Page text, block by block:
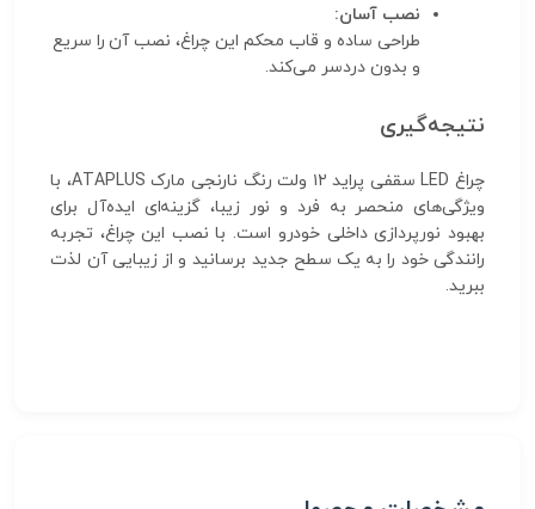
نصب آسان:
طراحی ساده و قاب محکم این چراغ، نصب آن را سریع
و بدون دردسر می‌کند.
نتیجه‌گیری
چراغ LED سقفی پراید ۱۲ ولت رنگ نارنجی مارک ATAPLUS، با
ویژگی‌های منحصر به فرد و نور زیبا، گزینه‌ای ایده‌آل برای
بهبود نورپردازی داخلی خودرو است. با نصب این چراغ، تجربه
رانندگی خود را به یک سطح جدید برسانید و از زیبایی آن لذت
ببرید.